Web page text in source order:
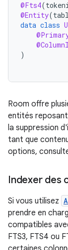
@Fts4(
@Entity(
data class
)
Room offre
entités
la suppression
tant que
options,
Indexer des
Si vous utilisez
prendre en
compatibles
FTS3, FTS4 ou